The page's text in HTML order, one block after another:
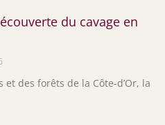
du cavage en
des forêts de la Côte-d’Or, la